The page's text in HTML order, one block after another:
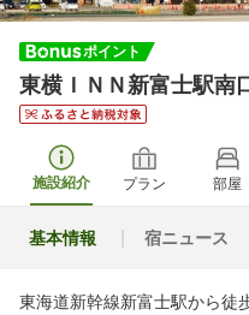
東横ＩＮＮ新富士駅南
施設紹介 プラン 部屋
基本情報 宿ニュース
東海道新幹線新富士駅から徒